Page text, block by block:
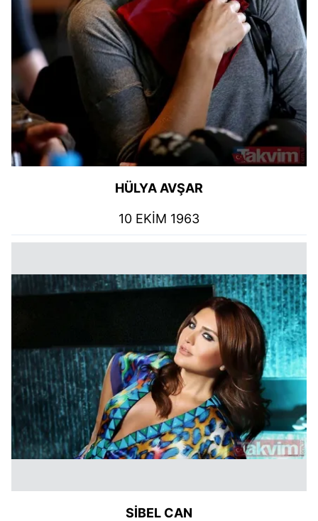
HÜLYA AVŞAR
10 EKİM 1963
SİBEL CAN